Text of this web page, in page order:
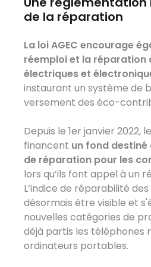
de la réparation
La loi AGEC encourage
réemploi et la réparation
électriques et
instaurant un système de
versement des éco-
Depuis le 1er janvier 2022,
financent un fond
de réparation pour les
lors qu’ils font appel à un
L’indice de réparabilité
désormais être visible et
nouvelles catégories de
déjà partis les téléphones
ordinateurs portables.